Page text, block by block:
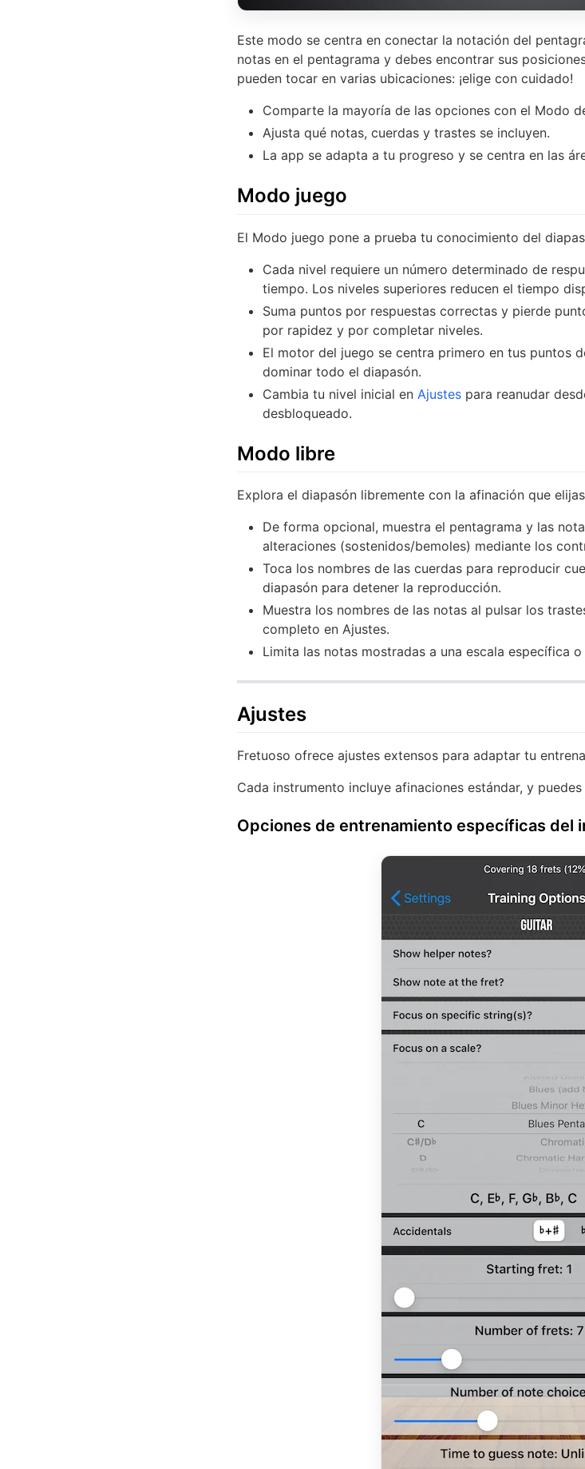
Este modo se centra en conectar la notación del
notas en el pentagrama y debes encontrar sus
pueden tocar en varias ubicaciones: ¡elige con cuidado!
Comparte la mayoría de las opciones con el Modo
Ajusta qué notas, cuerdas y trastes se incluyen.
La app se adapta a tu progreso y se centra en las
Modo juego
El Modo juego pone a prueba tu conocimiento del
Cada nivel requiere un número determinado de
tiempo. Los niveles superiores reducen el tiempo
Suma puntos por respuestas correctas y pierde
por rapidez y por completar niveles.
El motor del juego se centra primero en tus puntos
dominar todo el diapasón.
Cambia tu nivel inicial en Ajustes para reanudar
desbloqueado.
Modo libre
Explora el diapasón libremente con la afinación que
De forma opcional, muestra el pentagrama y las
alteraciones (sostenidos/bemoles) mediante los
Toca los nombres de las cuerdas para reproducir
diapasón para detener la reproducción.
Muestra los nombres de las notas al pulsar los
completo en Ajustes.
Limita las notas mostradas a una escala específica
Ajustes
Fretuoso ofrece ajustes extensos para adaptar tu
Cada instrumento incluye afinaciones estándar, y
Opciones de entrenamiento específicas del